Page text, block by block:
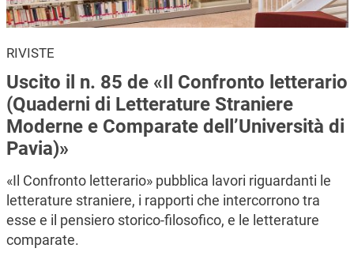
RIVISTE
Uscito il n. 85 de «Il Confronto letterario
(Quaderni di Letterature Straniere
Moderne e Comparate dell’Università di
Pavia)»
«Il Confronto letterario» pubblica lavori riguardanti le
letterature straniere, i rapporti che intercorrono tra
esse e il pensiero storico-filosofico, e le letterature
comparate.